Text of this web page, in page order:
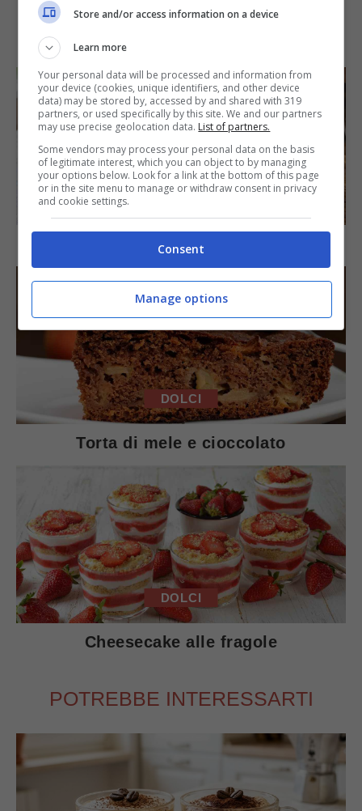
Arista di maiale al latte
DOLCI
Torta di mele e cioccolato
DOLCI
Cheesecake alle fragole
POTREBBE INTERESSARTI
Store and/or access information on a device
Learn more
Your personal data will be processed and information from
your device (cookies, unique identifiers, and other device
data) may be stored by, accessed by and shared with 319
partners, or used specifically by this site. We and our partners
may use precise geolocation data. List of partners.
Some vendors may process your personal data on the basis
of legitimate interest, which you can object to by managing
your options below. Look for a link at the bottom of this page
or in the site menu to manage or withdraw consent in privacy
and cookie settings.
Consent
Manage options